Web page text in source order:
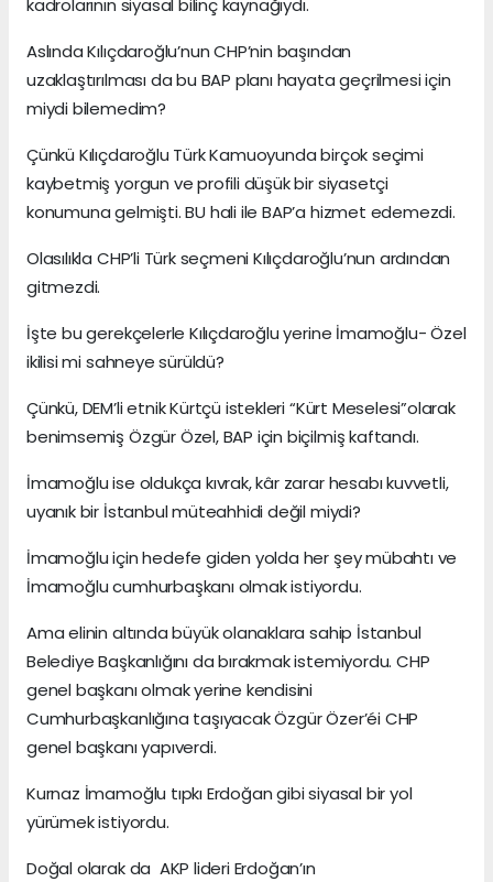
kadrolarının siyasal bilinç kaynağıydı.
Aslında Kılıçdaroğlu’nun CHP’nin başından
uzaklaştırılması da bu BAP planı hayata geçrilmesi için
miydi bilemedim?
Çünkü Kılıçdaroğlu Türk Kamuoyunda birçok seçimi
kaybetmiş yorgun ve profili düşük bir siyasetçi
konumuna gelmişti. BU hali ile BAP’a hizmet edemezdi.
Olasılıkla CHP’li Türk seçmeni Kılıçdaroğlu’nun ardından
gitmezdi.
İşte bu gerekçelerle Kılıçdaroğlu yerine İmamoğlu- Özel
ikilisi mi sahneye sürüldü?
Çünkü, DEM’li etnik Kürtçü istekleri “Kürt Meselesi”olarak
benimsemiş Özgür Özel, BAP için biçilmiş kaftandı.
İmamoğlu ise oldukça kıvrak, kâr zarar hesabı kuvvetli,
uyanık bir İstanbul müteahhidi değil miydi?
İmamoğlu için hedefe giden yolda her şey mübahtı ve
İmamoğlu cumhurbaşkanı olmak istiyordu.
Ama elinin altında büyük olanaklara sahip İstanbul
Belediye Başkanlığını da bırakmak istemiyordu. CHP
genel başkanı olmak yerine kendisini
Cumhurbaşkanlığına taşıyacak Özgür Özer’éi CHP
genel başkanı yapıverdi.
Kurnaz İmamoğlu tıpkı Erdoğan gibi siyasal bir yol
yürümek istiyordu.
Doğal olarak da AKP lideri Erdoğan’ın